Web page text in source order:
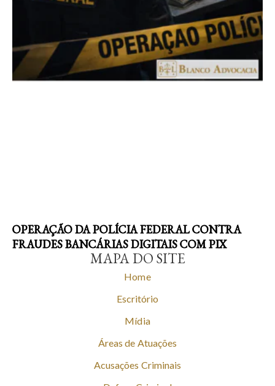
OPERAÇÃO DA POLÍCIA FEDERAL CONTRA
FRAUDES BANCÁRIAS DIGITAIS COM PIX
MAPA DO SITE
Home
Escritório
Mídia
Áreas de Atuações
Acusações Criminais